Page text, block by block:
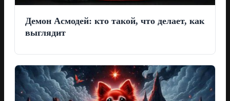
Демон Асмодей: кто такой, что делает, как
выглядит